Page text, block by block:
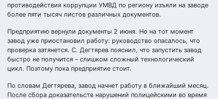
противодействия коррупции УМВД по региону изъяли на заводе
более пяти тысяч листов различных документов.
Предприятию вернули документы 2 июня. Но на тот момент
завод уже приостановил работу: руководство опасалось, что
проверка затянется. С. Дегтярев пояснил, что запустить завод
быстро не получится – слишком сложный технологический
цикл. Поэтому пока предприятие стоит.
По словам Дегтярева, завод начнет работу в ближайший месяц.
После сбора доказательств нарушений полицейскими во время